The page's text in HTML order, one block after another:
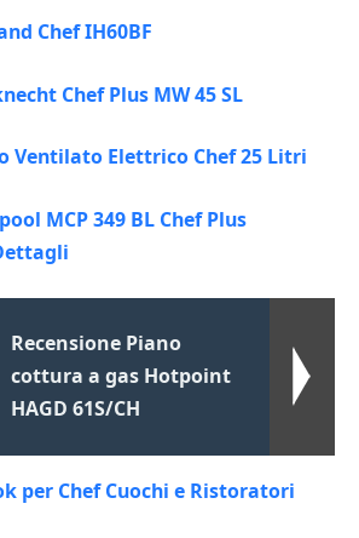
Chef IH60BF
Chef Plus MW 45 SL
Ventilato Elettrico Chef 25 Litri
MCP 349 BL Chef Plus
Recensione Piano
cottura a gas Hotpoint
HAGD 61S/CH
per Chef Cuochi e Ristoratori